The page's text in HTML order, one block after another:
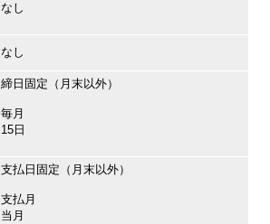
なし
なし
締日固定（月末以外）
毎月
15日
支払日固定（月末以外）
支払月
当月